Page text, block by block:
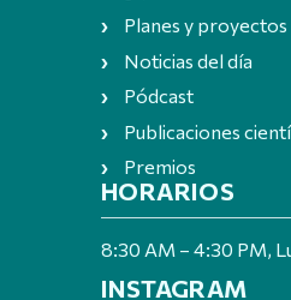
Planes y proyectos
Noticias del día
Pódcast
Publicaciones
Premios
HORARIOS
8:30 AM – 4:30 PM,
INSTAGRAM